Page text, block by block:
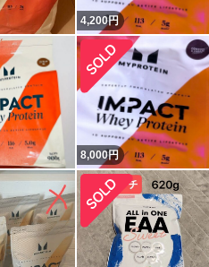
4,200円
8,000円